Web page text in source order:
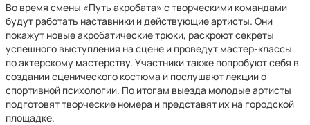
Во время смены «Путь акробата» с творческими командами
будут работать наставники и действующие артисты. Они
покажут новые акробатические трюки, раскроют секреты
успешного выступления на сцене и проведут мастер-классы
по актерскому мастерству. Участники также попробуют себя в
создании сценического костюма и послушают лекции о
спортивной психологии. По итогам выезда молодые артисты
подготовят творческие номера и представят их на городской
площадке.